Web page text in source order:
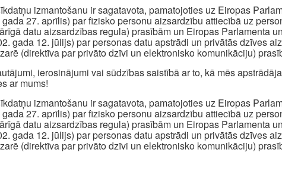
izmantošanu ir sagatavota, pamatojoties uz Eiropas
27. aprīlis) par fizisko personu aizsardzību attiecībā uz
datu aizsardzības regula) prasībām un Eiropas Parlamenta
gada 12. jūlijs) par personas datu apstrādi un privātās dzīves
(direktīva par privāto dzīvi un elektronisko komunikāciju)
ierosinājumi vai sūdzības saistībā ar to, kā mēs
ar mums!
izmantošanu ir sagatavota, pamatojoties uz Eiropas
27. aprīlis) par fizisko personu aizsardzību attiecībā uz
datu aizsardzības regula) prasībām un Eiropas Parlamenta
gada 12. jūlijs) par personas datu apstrādi un privātās dzīves
(direktīva par privāto dzīvi un elektronisko komunikāciju)